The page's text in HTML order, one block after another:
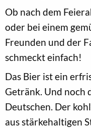
Ob nach dem
oder bei einem
Freunden und der
schmeckt einfach!
Das Bier ist ein
Getränk. Und noch
Deutschen. Der
aus stärkehaltigen